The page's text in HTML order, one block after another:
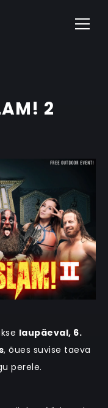
2
laupäeval, 6.
, õues suvise taeva
perele.